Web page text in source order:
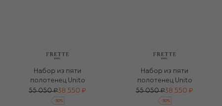
Набор из пяти
полотенец Unito
55 050 ₽38 550 ₽
-30%
Набор из пяти
полотенец Unito
55 050 ₽38 550 ₽
-30%